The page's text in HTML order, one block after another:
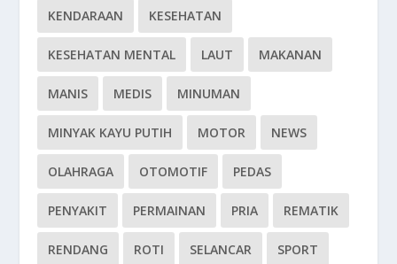
KENDARAAN KESEHATAN
KESEHATAN MENTAL LAUT MAKANAN
MANIS MEDIS MINUMAN
MINYAK KAYU PUTIH MOTOR NEWS
OLAHRAGA OTOMOTIF PEDAS
PENYAKIT PERMAINAN PRIA REMATIK
RENDANG ROTI SELANCAR SPORT